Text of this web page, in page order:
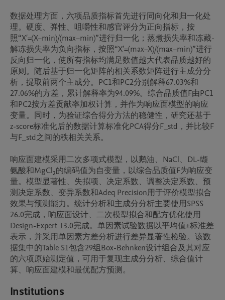
数据处理方面，六项品质指标首先进行同向化和归一化处
理。硬度、弹性、咀嚼性和感官评分为正向指标，按
照“X′=(X−min)/(max−min)”进行归一化；蒸煮损失率和冻藏-
解冻损失率为负向指标，按照“X′=(max−X)/(max−min)”进行
反向归一化，使所有指标均满足数值越大代表品质越好的
原则。随后基于归一化矩阵的相关系数矩阵进行主成分分
析，提取前两个主成分。PC1和PC2分别解释67.03%和
27.06%的方差，累计解释率为94.09%。综合品质值F由PC1
和PC2按方差贡献率加权计算，并作为响应面模型的响应
变量。同时，为验证综合得分方法的稳健性，研究还基于
z-score标准化后的数据计算标准化PCA得分F_std，并比较F
与F_std之间的秩相关关系。
响应面建模采用二次多项式模型，以鹅油、NaCl、DL-缬
氨酸和MgCl₂的编码值为自变量，以综合品质值F为响应变
量。模型显著性、失拟项、决定系数、调整决定系数、预
测决定系数、变异系数和Adeq Precision用于评价模型拟合
效果与预测能力。统计分析和主成分分析主要使用SPSS
26.0完成，响应面设计、二次模型拟合和配方优化使用
Design-Expert 13.0完成。单因素试验数据以平均值±标准差
表示，并采用单因素方差分析进行差异显著性检验。该数
据集中的Table S1包含29组Box-Behnken设计组合及其对应
的六项原始测定值，可用于复现主成分分析、综合值计
Institutions